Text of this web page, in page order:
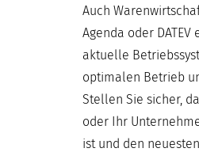
Auch
Agenda oder
aktuelle
optimalen Betrieb
Stellen Sie sicher,
oder Ihr
ist und den